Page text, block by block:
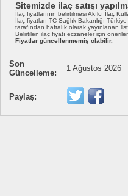
Sitemizde ilaç satışı
İlaç fiyatlarının belirtilmesi Akılcı İlaç
İlaç fiyatları TC Sağlık Bakanlığı
tarafından haftalık olarak yayınlanan
Belirtilen ilaç fiyatı eczaneler için
Fiyatlar güncellenmemiş olabilir.
Son
Güncelleme:
1 Ağustos 2026
Paylaş: